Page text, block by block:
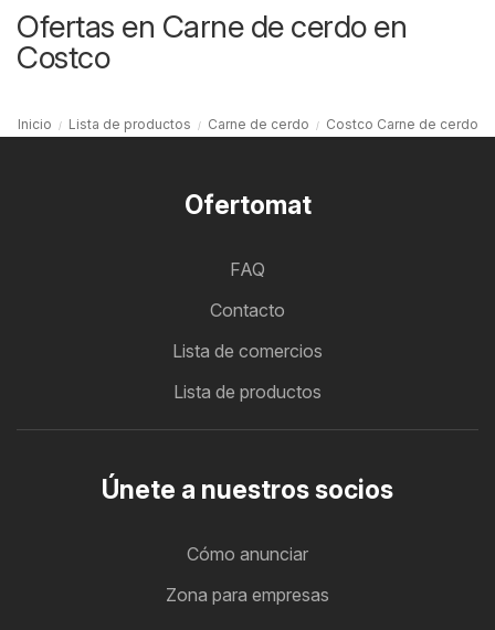
Ofertas en Carne de cerdo en
Costco
Inicio Lista de productos Carne de cerdo Costco Carne de cerdo
Ofertomat
FAQ
Contacto
Lista de comercios
Lista de productos
Únete a nuestros socios
Cómo anunciar
Zona para empresas